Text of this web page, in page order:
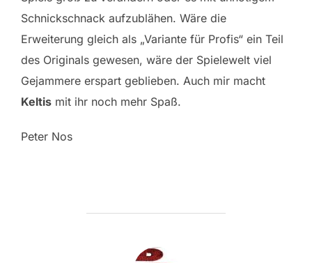
Schnickschnack aufzublähen. Wäre die
Erweiterung gleich als „Variante für Profis“ ein Teil
des Originals gewesen, wäre der Spielewelt viel
Gejammere erspart geblieben. Auch mir macht
Keltis mit ihr noch mehr Spaß.
Peter Nos
BEITRAGSAUTOR